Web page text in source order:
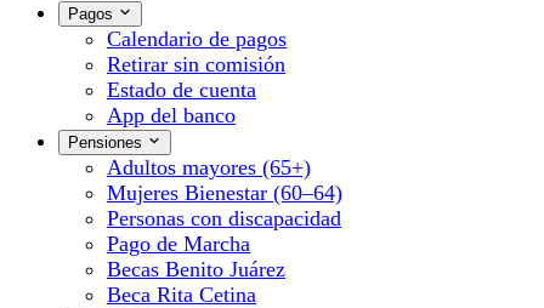
Pagos
Calendario de pagos
Retirar sin comisión
Estado de cuenta
App del banco
Pensiones
Adultos mayores (65+)
Mujeres Bienestar (60–64)
Personas con discapacidad
Pago de Marcha
Becas Benito Juárez
Beca Rita Cetina